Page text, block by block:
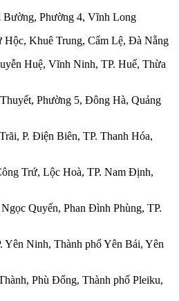
Bường, Phường 4, Vĩnh Long
Hộc, Khuê Trung, Cẩm Lệ, Đà Nẵng
Huệ, Vĩnh Ninh, TP. Huế, Thừa
Phường 5, Đông Hà, Quảng
P. Điện Biên, TP. Thanh Hóa,
Trứ, Lộc Hoà, TP. Nam Định,
Quyến, Phan Đình Phùng, TP.
Yên Ninh, Thành phố Yên Bái, Yên
Phù Đổng, Thành phố Pleiku,